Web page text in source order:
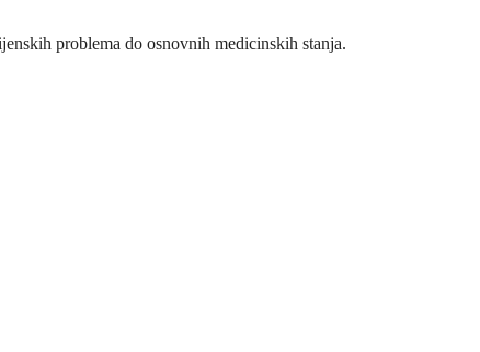
problema do osnovnih medicinskih stanja.